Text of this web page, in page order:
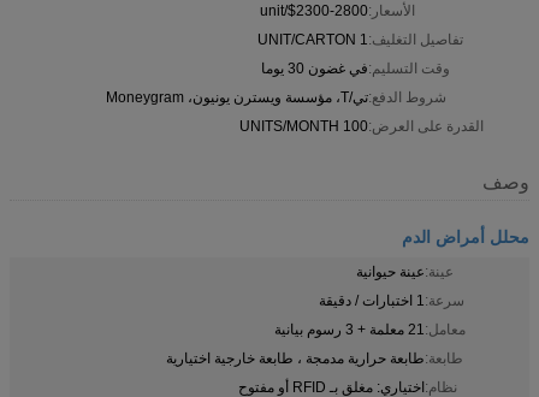
الأسعار:$2300-2800/unit
تفاصيل التغليف:1 UNIT/CARTON
وقت التسليم:في غضون 30 يوما
شروط الدفع:تي/T، مؤسسة ويسترن يونيون، Moneygram
القدرة على العرض:100 UNITS/MONTH
وصف
محلل أمراض الدم
عينة:عينة حيوانية
سرعة:1 اختبارات / دقيقة
معامل:21 معلمة + 3 رسوم بيانية
طابعة:طابعة حرارية مدمجة ، طابعة خارجية اختيارية
نظام:اختياري: مغلق بـ RFID أو مفتوح